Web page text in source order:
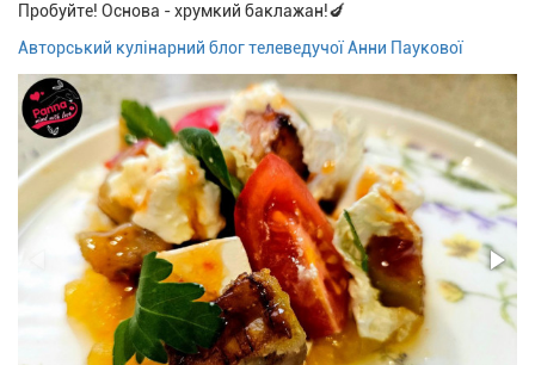
Пробуйте! Основа - хрумкий баклажан!🍆
Авторський кулінарний блог телеведучої Анни Паукової